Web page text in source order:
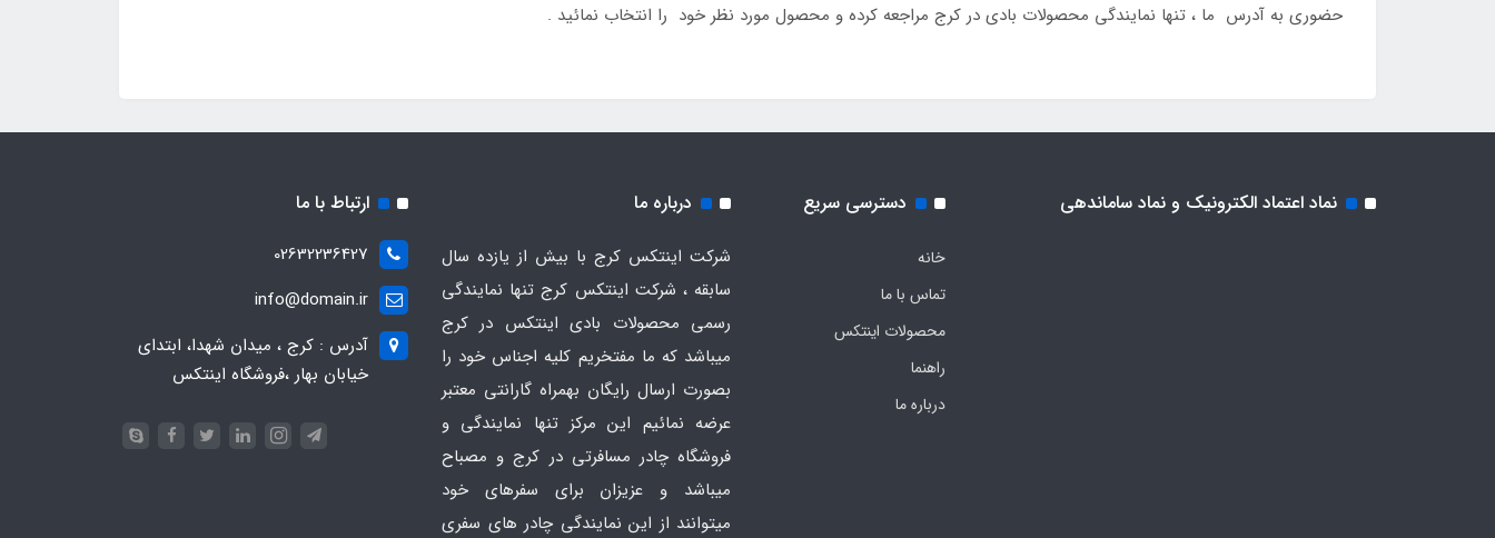
حضوری به آدرس ما ، تنها نمایندگی محصولات بادی در کرج مراجعه کرده و محصول مورد نظر خود را انتخاب نمائید .
نماد اعتماد الکترونیک و نماد ساماندهی دسترسی سریع
خانه
تماس با ما
محصولات اینتکس
راهنما
درباره ما
درباره ما
شرکت اینتکس کرج با بیش از یازده سال
سابقه ، شرکت اینتکس کرج تنها نمایندگی
رسمی محصولات بادی اینتکس در کرج
میباشد که ما مفتخریم کلیه اجناس خود را
بصورت ارسال رایگان بهمراه گارانتی معتبر
عرضه نمائیم این مرکز تنها نمایندگی و
فروشگاه چادر مسافرتی در کرج و مصباح
میباشد و عزیزان برای سفرهای خود
میتوانند از این نمایندگی چادر های سفری
ارتباط با ما
02632236427
info@domain.ir
آدرس : کرج ، میدان شهدا، ابتدای
خیابان بهار ،فروشگاه اینتکس